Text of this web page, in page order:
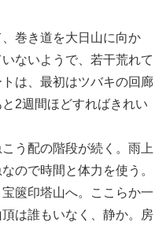
巻き道を大日山に向か
ないようで、若干荒れて
は、最初はツバキの回廊
2週間ほどすればきれい
う配の階段が続く。雨上
ので時間と体力を使う。
篋印塔山へ。ここらか一
は誰もいなく、静か。房